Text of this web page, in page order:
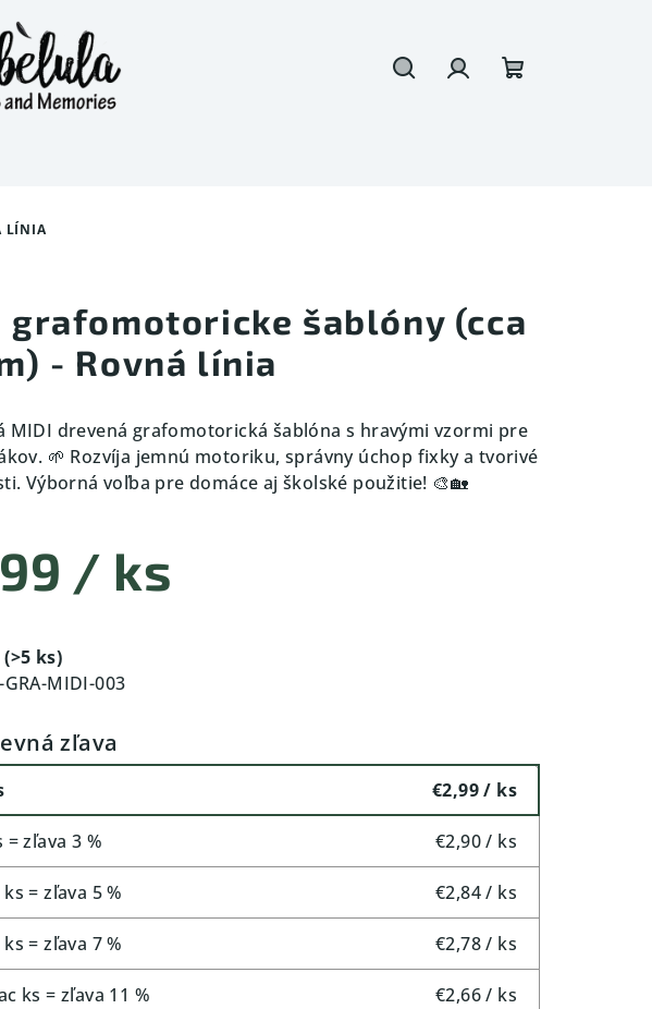
LÍNIA
grafomotoricke šablóny (cca
- Rovná línia
MIDI drevená grafomotorická šablóna s hravými vzormi pre
🌱 Rozvíja jemnú motoriku, správny úchop fixky a tvorivé
Výborná voľba pre domáce aj školské použitie! 🎨🏡
/ ks
(>5 ks)
GRA-MIDI-003
zľava
€2,99/ ks
= zľava 3 % €2,90/ ks
= zľava 5 % €2,84/ ks
= zľava 7 % €2,78/ ks
ks = zľava 11 % €2,66/ ks